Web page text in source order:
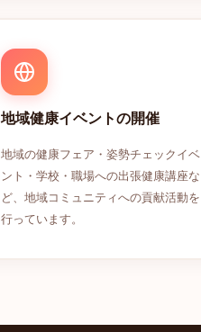
地域健康イベントの開催
地域の健康フェア・姿勢チェックイベ
ント・学校・職場への出張健康講座な
ど、地域コミュニティへの貢献活動を
行っています。